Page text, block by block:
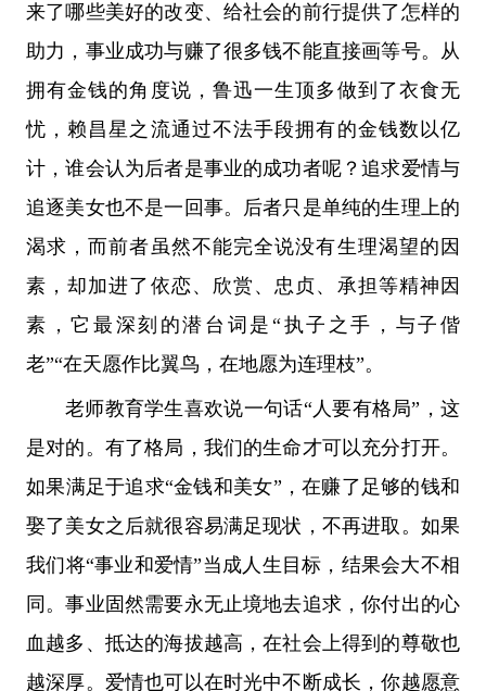
来了哪些美好的改变、给社会的前行提供了怎样的
助力，事业成功与赚了很多钱不能直接画等号。从
拥有金钱的角度说，鲁迅一生顶多做到了衣食无
忧，赖昌星之流通过不法手段拥有的金钱数以亿
计，谁会认为后者是事业的成功者呢？追求爱情与
追逐美女也不是一回事。后者只是单纯的生理上的
渴求，而前者虽然不能完全说没有生理渴望的因
素，却加进了依恋、欣赏、忠贞、承担等精神因
素，它最深刻的潜台词是“执子之手，与子偕
老”“在天愿作比翼鸟，在地愿为连理枝”。
老师教育学生喜欢说一句话“人要有格局”，这
是对的。有了格局，我们的生命才可以充分打开。
如果满足于追求“金钱和美女”，在赚了足够的钱和
娶了美女之后就很容易满足现状，不再进取。如果
我们将“事业和爱情”当成人生目标，结果会大不相
同。事业固然需要永无止境地去追求，你付出的心
血越多、抵达的海拔越高，在社会上得到的尊敬也
越深厚。爱情也可以在时光中不断成长，你越愿意